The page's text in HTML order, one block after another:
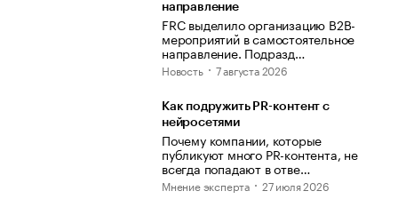
направление
FRC выделило организацию B2B-
мероприятий в самостоятельное
направление. Подразд…
Новость 7 августа 2026
Как подружить PR-контент с
нейросетями
Почему компании, которые
публикуют много PR-контента, не
всегда попадают в отве…
Мнение эксперта 27 июля 2026